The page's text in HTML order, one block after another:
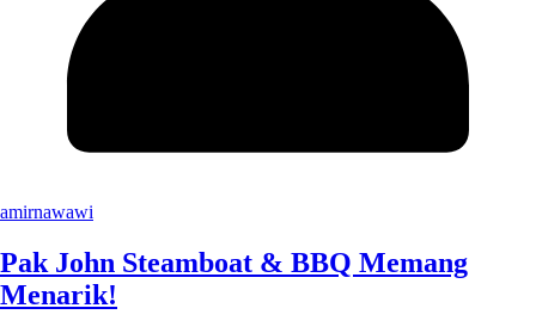
amirnawawi
Pak John Steamboat & BBQ Memang
Menarik!